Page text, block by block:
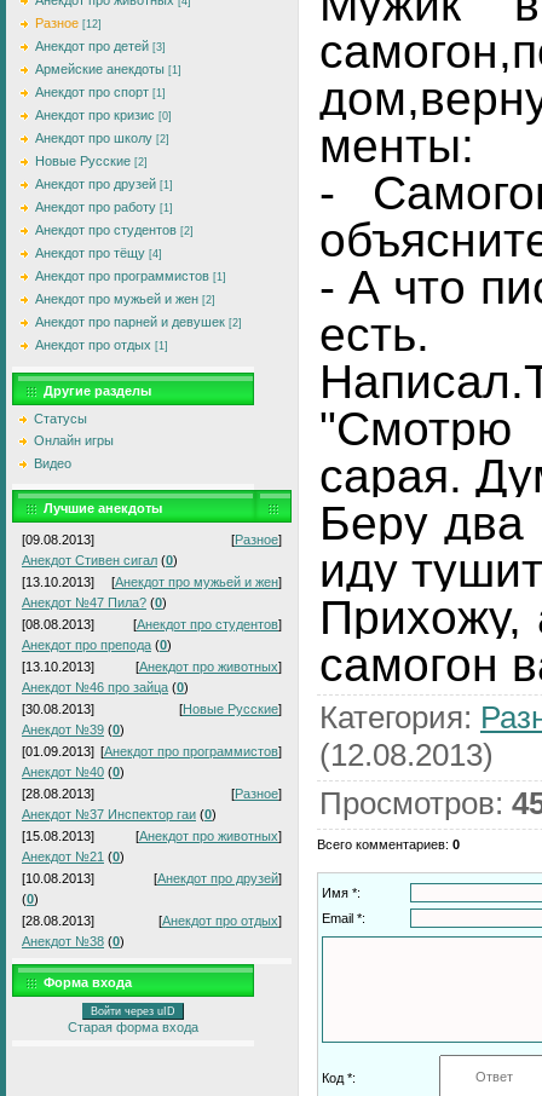
Разное [12]
Анекдот про детей [3]
Армейские анекдоты [1]
Анекдот про спорт [1]
Анекдот про кризис [0]
Анекдот про школу [2]
Новые Русские [2]
Анекдот про друзей [1]
Анекдот про работу [1]
Анекдот про студентов [2]
Анекдот про тёщу [4]
Анекдот про программистов [1]
Анекдот про мужьей и жен [2]
Анекдот про парней и девушек [2]
Анекдот про отдых [1]
Другие разделы
Статусы
Онлайн игры
Видео
Лучшие анекдоты
[09.08.2013] [Разное]
Анекдот Стивен сигал (0)
[13.10.2013]
[Анекдот про мужьей и жен]
Анекдот №47 Пила? (0)
[08.08.2013]
[Анекдот про студентов]
Анекдот про препода (0)
[13.10.2013]
[Анекдот про животных]
Анекдот №46 про зайца (0)
[30.08.2013]
[Новые Русские]
Анекдот №39 (0)
[01.09.2013] [Анекдот про программистов]
Анекдот №40 (0)
[28.08.2013]
[Разное]
Анекдот №37 Инспектор гаи (0)
[15.08.2013]
[Анекдот про животных]
Анекдот №21 (0)
[10.08.2013]
[Анекдот про друзей]
(0)
[28.08.2013]
[Анекдот про отдых]
Анекдот №38 (0)
Форма входа
Войти через uID
Старая форма входа
менты:
-
- А что
есть.
"Смотрю
сарая.
Беру два
иду
Прихожу,
самогон
Категория:
(12.08.2013)
Просмотров:
Всего комментариев: 0
Имя *:
Email *:
Код *: